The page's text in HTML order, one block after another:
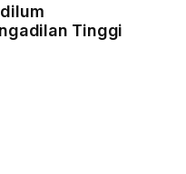
Tinggi